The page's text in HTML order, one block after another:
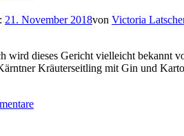
21. November 2018von Victoria
wird dieses Gericht vielleicht bekannt
Kräuterseitling mit Gin und